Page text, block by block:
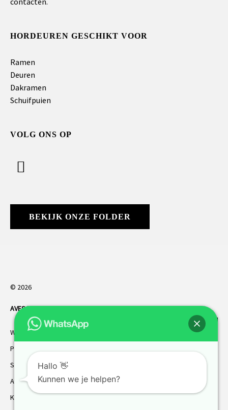
HORDEUREN GESCHIKT VOOR
Ramen
Deuren
Dakramen
Schuifpuien
VOLG ONS OP
BEKIJK ONZE FOLDER
© 2026
AVES HORREN. Alle rechten voorbehouden.
Webdesign Vanoo Media
Privacybeleid
Sitemap
AVES garantie
Klantenservice
Hallo 👋
Kunnen we je helpen?